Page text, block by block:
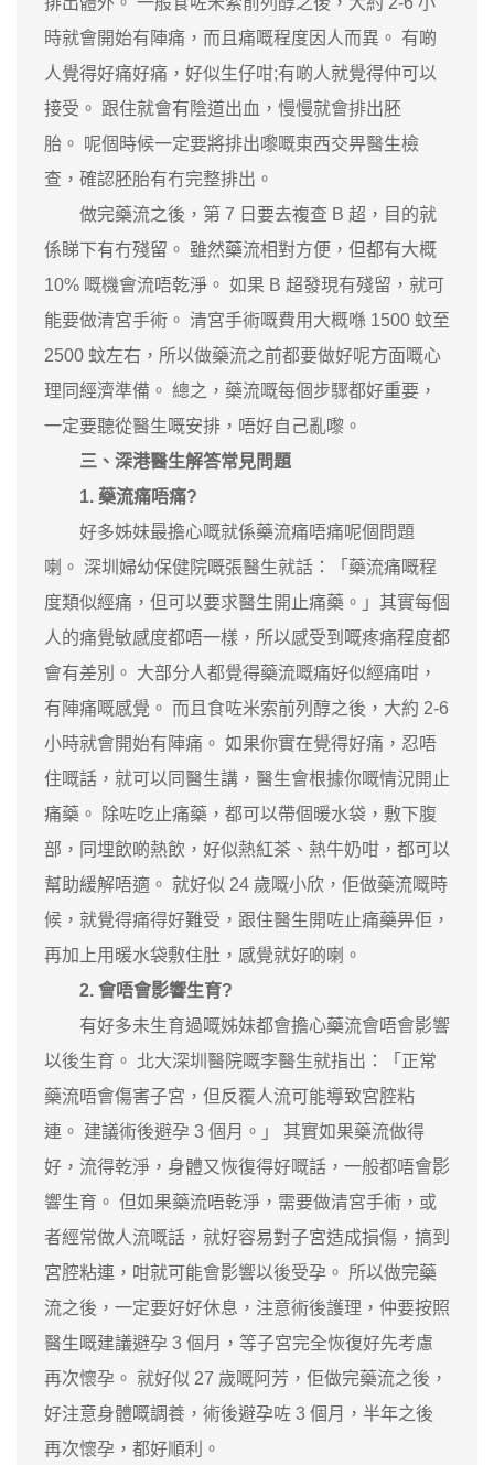
時就會開始有陣痛，而且痛嘅程度因人而異。 有啲
人覺得好痛好痛，好似生仔咁;有啲人就覺得仲可以
接受。 跟住就會有陰道出血，慢慢就會排出胚
胎。 呢個時候一定要將排出嚟嘅東西交畀醫生檢
查，確認胚胎有冇完整排出。
做完藥流之後，第 7 日要去複查 B 超，目的就
係睇下有冇殘留。 雖然藥流相對方便，但都有大概
10% 嘅機會流唔乾淨。 如果 B 超發現有殘留，就可
能要做清宮手術。 清宮手術嘅費用大概喺 1500 蚊至
2500 蚊左右，所以做藥流之前都要做好呢方面嘅心
理同經濟準備。 總之，藥流嘅每個步驟都好重要，
一定要聽從醫生嘅安排，唔好自己亂嚟。
三、深港醫生解答常見問題
1. 藥流痛唔痛?
好多姊妹最擔心嘅就係藥流痛唔痛呢個問題
喇。 深圳婦幼保健院嘅張醫生就話：「藥流痛嘅程
度類似經痛，但可以要求醫生開止痛藥。」其實每個
人的痛覺敏感度都唔一樣，所以感受到嘅疼痛程度都
會有差別。 大部分人都覺得藥流嘅痛好似經痛咁，
有陣痛嘅感覺。 而且食咗米索前列醇之後，大約 2-6
小時就會開始有陣痛。 如果你實在覺得好痛，忍唔
住嘅話，就可以同醫生講，醫生會根據你嘅情況開止
痛藥。 除咗吃止痛藥，都可以帶個暖水袋，敷下腹
部，同埋飲啲熱飲，好似熱紅茶、熱牛奶咁，都可以
幫助緩解唔適。 就好似 24 歲嘅小欣，佢做藥流嘅時
候，就覺得痛得好難受，跟住醫生開咗止痛藥畀佢，
再加上用暖水袋敷住肚，感覺就好啲喇。
2. 會唔會影響生育?
有好多未生育過嘅姊妹都會擔心藥流會唔會影響
以後生育。 北大深圳醫院嘅李醫生就指出：「正常
藥流唔會傷害子宮，但反覆人流可能導致宮腔粘
連。 建議術後避孕 3 個月。」 其實如果藥流做得
好，流得乾淨，身體又恢復得好嘅話，一般都唔會影
響生育。 但如果藥流唔乾淨，需要做清宮手術，或
者經常做人流嘅話，就好容易對子宮造成損傷，搞到
宮腔粘連，咁就可能會影響以後受孕。 所以做完藥
流之後，一定要好好休息，注意術後護理，仲要按照
醫生嘅建議避孕 3 個月，等子宮完全恢復好先考慮
再次懷孕。 就好似 27 歲嘅阿芳，佢做完藥流之後，
好注意身體嘅調養，術後避孕咗 3 個月，半年之後
再次懷孕，都好順利。